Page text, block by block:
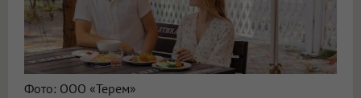
Фото: ООО «Терем»